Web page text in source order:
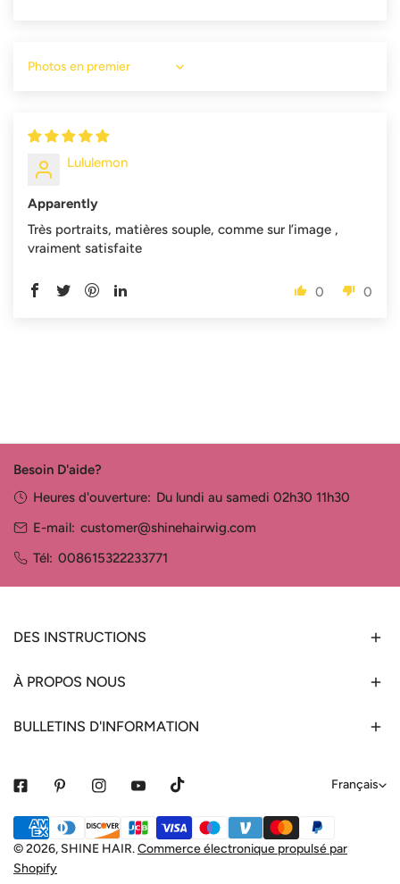
Sort by
Lululemon
Apparently
Très portraits, matières souple, comme sur l’image ,
vraiment satisfaite
0 0
Besoin D'aide?
Heures d'ouverture: Du lundi au samedi 02h30 11h30
E-mail: customer@shinehairwig.com
Tél: 008615322233771
DES INSTRUCTIONS
À PROPOS NOUS
BULLETINS D'INFORMATION
L
n
Français
© 2026, SHINE HAIR.Commerce électronique propulsé par
Shopify
Méthodes
de
payement